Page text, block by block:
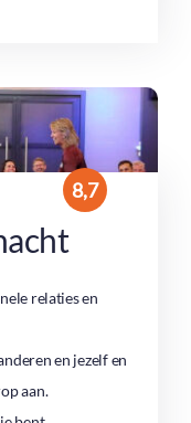
8,7
relaties en
en jezelf en
aan.